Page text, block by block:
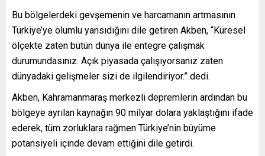
Bu bölgelerdeki gevşemenin ve harcamanın artmasının
Türkiye’ye olumlu yansıdığını dile getiren Akben, “Küresel
ölçekte zaten bütün dünya ile entegre çalışmak
durumundasınız. Açık piyasada çalışıyorsanız zaten
dünyadaki gelişmeler sizi de ilgilendiriyor.” dedi.
Akben, Kahramanmaraş merkezli depremlerin ardından bu
bölgeye ayrılan kaynağın 90 milyar dolara yaklaştığını ifade
ederek, tüm zorluklara rağmen Türkiye’nin büyüme
potansiyeli içinde devam ettiğini dile getirdi.